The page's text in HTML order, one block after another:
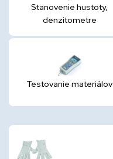
Stanovenie hustoty,
denzitometre
Testovanie materiálov